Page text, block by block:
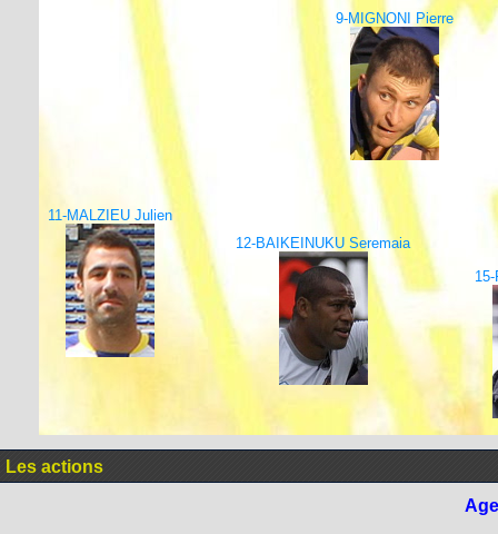
9-MIGNONI Pierre
11-MALZIEU Julien
12-BAIKEINUKU Seremaia
Les actions